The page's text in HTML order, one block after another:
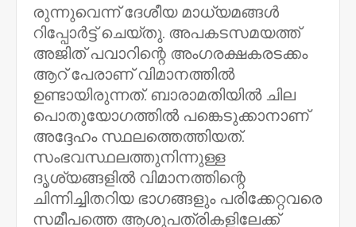
രുന്നുവെന്ന് ദേശീയ മാധ്യമങ്ങൾ
റിപ്പോർട്ട് ചെയ്തു. അപകടസമയത്ത്
അജിത് പവാറിന്റെ അംഗരക്ഷകരടക്കം
ആറ് പേരാണ് വിമാനത്തിൽ
ഉണ്ടായിരുന്നത്. ബാരാമതിയിൽ ചില
പൊതുയോഗത്തിൽ പങ്കെടുക്കാനാണ്
അദ്ദേഹം സ്ഥലത്തെത്തിയത്.
സംഭവസ്ഥലത്തുനിന്നുള്ള
ദൃശ്യങ്ങളിൽ വിമാനത്തിന്റെ
ചിന്നിച്ചിതറിയ ഭാഗങ്ങളും പരിക്കേറ്റവരെ
സമീപത്തെ ആശുപത്രികളിലേക്ക്